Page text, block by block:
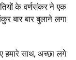
के वर्णसंकर ने एक
बार बार बुलाने लगा
हमारे साथ, अच्छा लगे